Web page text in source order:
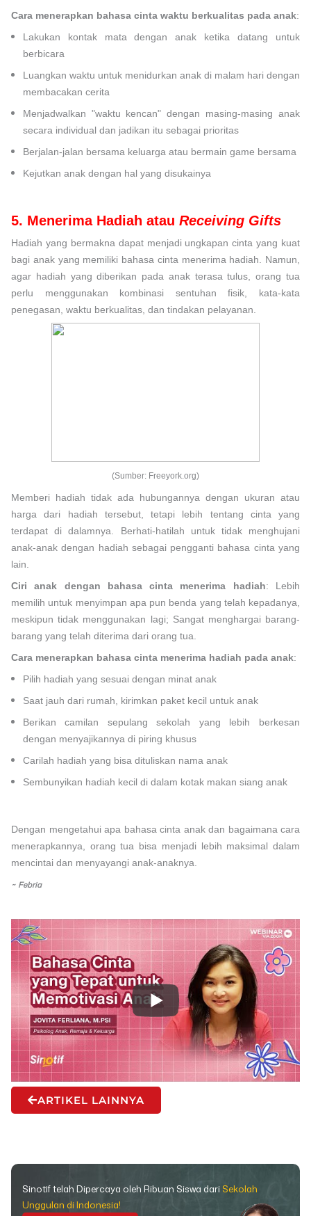
Cara menerapkan bahasa cinta waktu berkualitas pada anak:
Lakukan kontak mata dengan anak ketika datang untuk
berbicara
Luangkan waktu untuk menidurkan anak di malam hari dengan
membacakan cerita
Menjadwalkan "waktu kencan" dengan masing-masing anak
secara individual dan jadikan itu sebagai prioritas
Berjalan-jalan bersama keluarga atau bermain game bersama
Kejutkan anak dengan hal yang disukainya
5. Menerima Hadiah atau Receiving Gifts
Hadiah yang bermakna dapat menjadi ungkapan cinta yang kuat
bagi anak yang memiliki bahasa cinta menerima hadiah. Namun,
agar hadiah yang diberikan pada anak terasa tulus, orang tua
perlu menggunakan kombinasi sentuhan fisik, kata-kata
penegasan, waktu berkualitas, dan tindakan pelayanan.
(Sumber: Freeyork.org)
Memberi hadiah tidak ada hubungannya dengan ukuran atau
harga dari hadiah tersebut, tetapi lebih tentang cinta yang
terdapat di dalamnya. Berhati-hatilah untuk tidak menghujani
anak-anak dengan hadiah sebagai pengganti bahasa cinta yang
lain.
Ciri anak dengan bahasa cinta menerima hadiah: Lebih
memilih untuk menyimpan apa pun benda yang telah kepadanya,
meskipun tidak menggunakan lagi; Sangat menghargai barang-
barang yang telah diterima dari orang tua.
Cara menerapkan bahasa cinta menerima hadiah pada anak:
Pilih hadiah yang sesuai dengan minat anak
Saat jauh dari rumah, kirimkan paket kecil untuk anak
Berikan camilan sepulang sekolah yang lebih berkesan
dengan menyajikannya di piring khusus
Carilah hadiah yang bisa dituliskan nama anak
Sembunyikan hadiah kecil di dalam kotak makan siang anak
Dengan mengetahui apa bahasa cinta anak dan bagaimana cara
menerapkannya, orang tua bisa menjadi lebih maksimal dalam
mencintai dan menyayangi anak-anaknya.
~ Febria
ARTIKEL LAINNYA
Sinotif telah Dipercaya oleh Ribuan Siswa dari Sekolah
Unggulan di Indonesia!